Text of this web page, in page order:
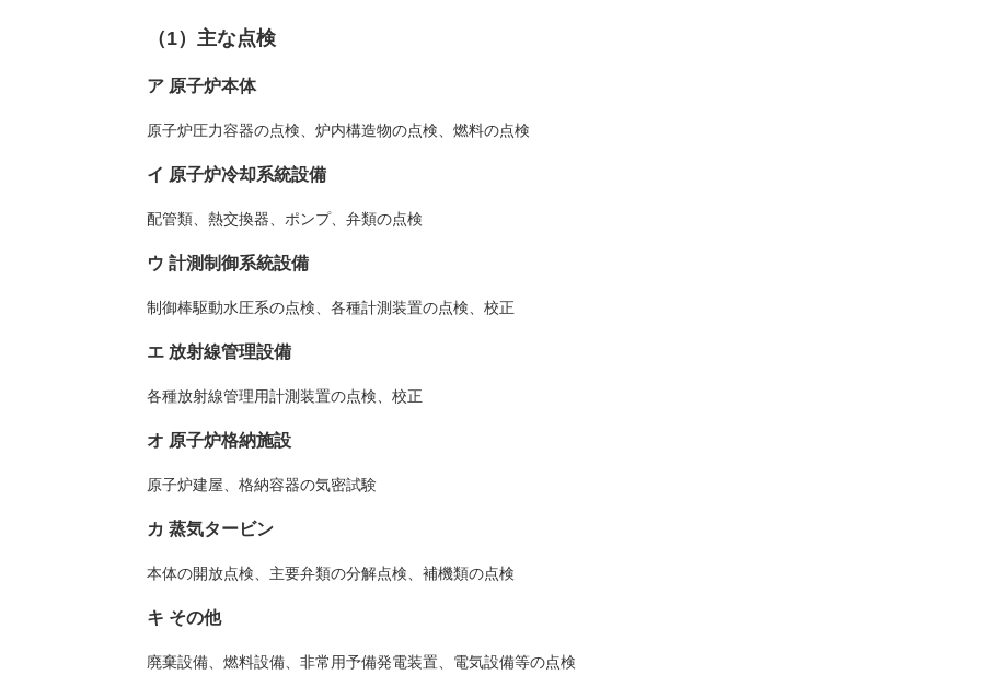
（1）主な点検
ア 原子炉本体
原子炉圧力容器の点検、炉内構造物の点検、燃料の点検
イ 原子炉冷却系統設備
配管類、熱交換器、ポンプ、弁類の点検
ウ 計測制御系統設備
制御棒駆動水圧系の点検、各種計測装置の点検、校正
エ 放射線管理設備
各種放射線管理用計測装置の点検、校正
オ 原子炉格納施設
原子炉建屋、格納容器の気密試験
カ 蒸気タービン
本体の開放点検、主要弁類の分解点検、補機類の点検
キ その他
廃棄設備、燃料設備、非常用予備発電装置、電気設備等の点検